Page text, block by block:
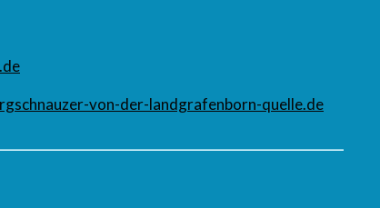
von-der-landgrafenborn-quelle.de